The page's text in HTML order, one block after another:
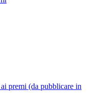
premi (da pubblicare in